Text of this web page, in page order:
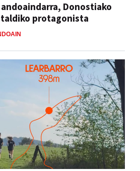
Donostiako
protagonista